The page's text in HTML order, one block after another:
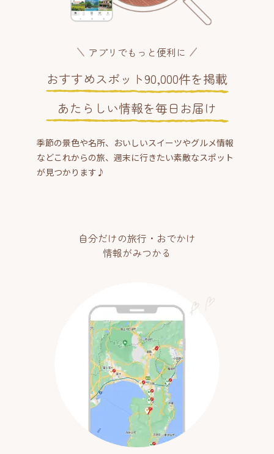
アプリでもっと便利に
おすすめスポット90,000件を掲載
あたらしい情報を毎日お届け
季節の景色や名所、おいしいスイーツやグルメ情報
などこれからの旅、週末に行きたい素敵なスポット
が見つかります♪
自分だけの旅行・おでかけ
情報がみつかる